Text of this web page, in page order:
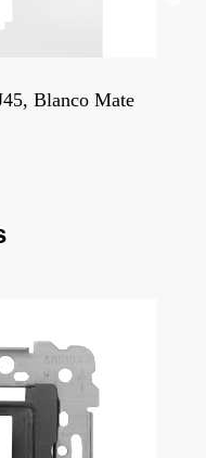
Blanco Mate